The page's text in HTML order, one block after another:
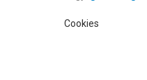
Cookies